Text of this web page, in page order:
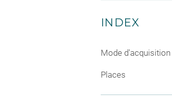
INDEX
Mode d'acquisition
Places